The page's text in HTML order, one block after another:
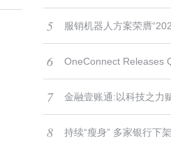
会：聚焦科技创新，共
型之路
5 服销机器人方案荣膺
度金融科技产品创新优
6 OneConnect Releases
Results
7 金融壹账通:以科技之力
质量发展
8 持续“瘦身” 多家银行下